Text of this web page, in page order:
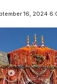
16, 2024